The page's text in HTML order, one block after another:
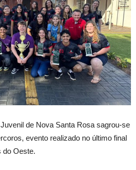
de Nova Santa Rosa sagrou-se
evento realizado no último final
do Oeste.